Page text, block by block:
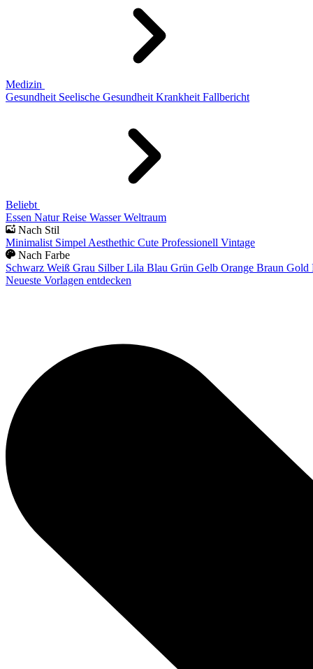
Medizin
Gesundheit Seelische Gesundheit Krankheit Fallbericht
Beliebt
Essen Natur Reise Wasser Weltraum
Nach Stil
Minimalist Simpel Aesthethic Cute Professionell Vintage
Nach Farbe
Schwarz Weiß Grau Silber Lila Blau Grün Gelb Orange Braun Gold
Neueste Vorlagen entdecken